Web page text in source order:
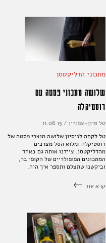
מתכוני הדליקטסן
שלושה מתכוני פסטה עם
רוסטיקלה
טל סיון-צפורין /
11.08.15
טל לקחה לניסיון שלושה מוצרי פסטה של
רוסטיקלה ומלוא הסל מצרכים
מהדליקטסן. ציידנו אותה גם באחד
המתכונים הפופולריים של הקופי בר,
וביקשנו שתצלם ותספר איך היה.
קרא עוד